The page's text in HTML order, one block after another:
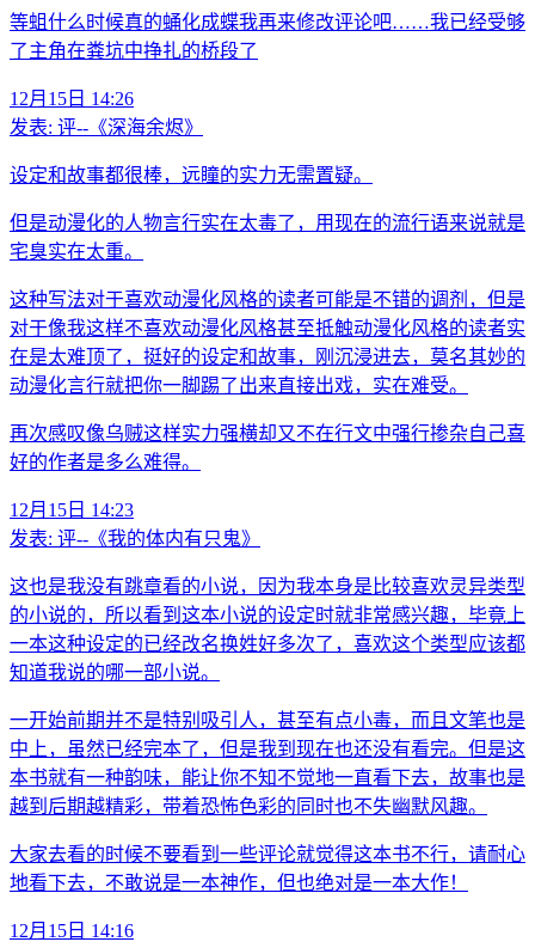
等蛆什么时候真的蛹化成蝶我再来修改评论吧……我已经受够
了主角在粪坑中挣扎的桥段了
12月15日 14:26
发表: 评--《深海余烬》
设定和故事都很棒，远瞳的实力无需置疑。
但是动漫化的人物言行实在太毒了，用现在的流行语来说就是
宅臭实在太重。
这种写法对于喜欢动漫化风格的读者可能是不错的调剂，但是
对于像我这样不喜欢动漫化风格甚至抵触动漫化风格的读者实
在是太难顶了，挺好的设定和故事，刚沉浸进去，莫名其妙的
动漫化言行就把你一脚踢了出来直接出戏，实在难受。
再次感叹像乌贼这样实力强横却又不在行文中强行掺杂自己喜
好的作者是多么难得。
12月15日 14:23
发表: 评--《我的体内有只鬼》
这也是我没有跳章看的小说，因为我本身是比较喜欢灵异类型
的小说的，所以看到这本小说的设定时就非常感兴趣，毕竟上
一本这种设定的已经改名换姓好多次了，喜欢这个类型应该都
知道我说的哪一部小说。
一开始前期并不是特别吸引人，甚至有点小毒，而且文笔也是
中上，虽然已经完本了，但是我到现在也还没有看完。但是这
本书就有一种韵味，能让你不知不觉地一直看下去，故事也是
越到后期越精彩，带着恐怖色彩的同时也不失幽默风趣。
大家去看的时候不要看到一些评论就觉得这本书不行，请耐心
地看下去，不敢说是一本神作，但也绝对是一本大作！
12月15日 14:16